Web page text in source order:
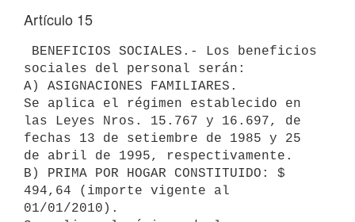
Artículo 15
sociales del personal serán:
A) ASIGNACIONES FAMILIARES.
Se aplica el régimen establecido en
las Leyes Nros. 15.767 y 16.697, de
fechas 13 de setiembre de 1985 y 25
de abril de 1995, respectivamente.
B) PRIMA POR HOGAR CONSTITUIDO: $
494,64 (importe vigente al
01/01/2010).